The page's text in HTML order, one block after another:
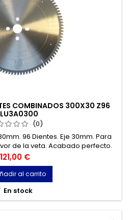
COMBINADOS 300X30 Z96
(0)
96 Dientes. Eje 30mm. Para
de la veta. Acabado perfecto.
derivados de la madera,
laminados...
Precio
121,00 €
al carrito
En stock